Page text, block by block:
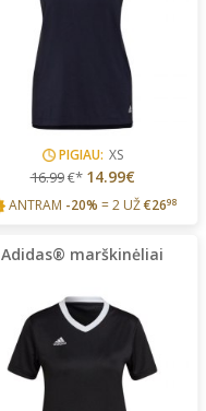
PIGIAU: XS
16.99€* 14.99€
ANTRAM -20% = 2 UŽ€2698
Adidas® marškinėliai